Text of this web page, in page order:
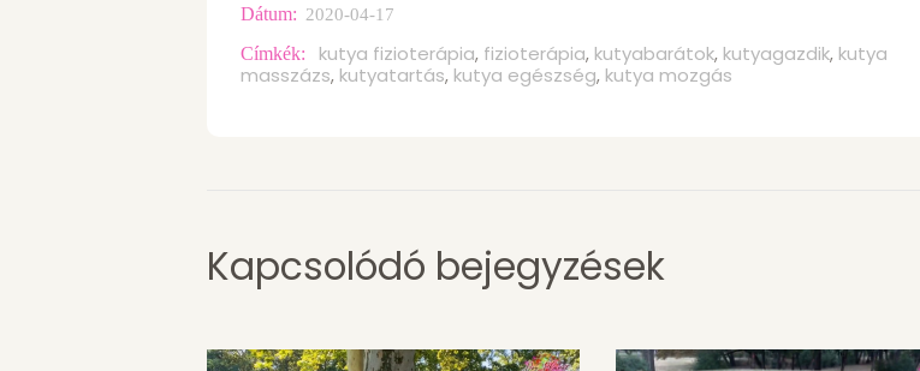
Dátum: 2020-04-17
Címkék: kutya fizioterápia, fizioterápia, kutyabarátok, kutyagazdik, kutya
masszázs, kutyatartás, kutya egészség, kutya mozgás
Kapcsolódó bejegyzések